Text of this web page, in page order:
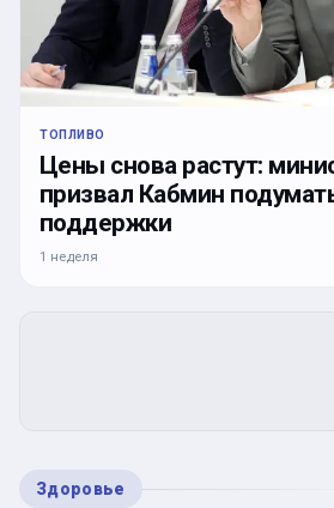
ТОПЛИВО
Цены снова растут:
призвал Кабмин
поддержки
1 неделя
Здоровье